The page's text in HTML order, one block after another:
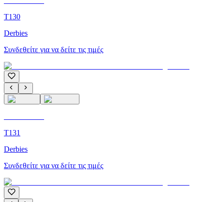
T130
Derbies
Συνδεθείτε για να δείτε τις τιμές
T131
Derbies
Συνδεθείτε για να δείτε τις τιμές